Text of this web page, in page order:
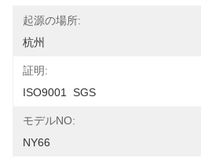
起源の場所:
杭州
証明:
ISO9001  SGS
モデルNO:
NY66